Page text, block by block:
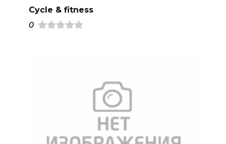
Cycle & fitness
0